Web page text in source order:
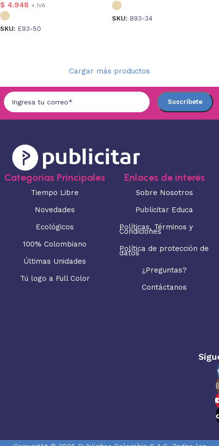
$ 4.948 + IVA
SKU: E93-50
SKU: B93-34
Cargar más productos
Categorias Principales
Tiempo Libre
Novedades
Ecológicos
100% Colombiano
Últimas Unidades
Tú logo a Full Color
Enlaces de interés
Sobre Nosotros
Publicitar Educa
Políticas, Términos y
Condiciones
Política de protección de
datos
¿Preguntas?
Contáctanos